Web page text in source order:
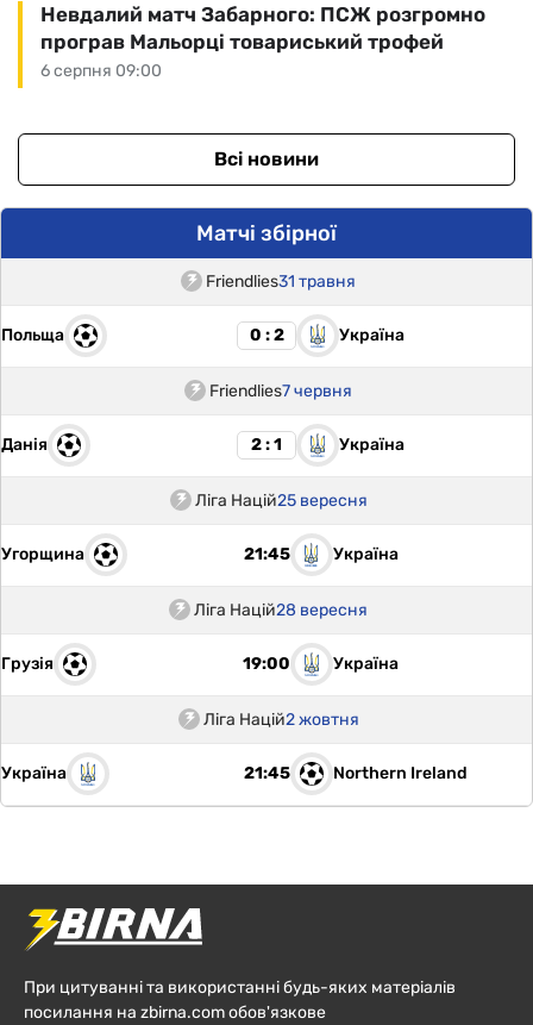
6 серпня 09:00
Невдалий матч Забарного: ПСЖ розгромно
програв Мальорці товариський трофей
Всі новини
Матчі збірної
Friendlies31 травня
Польща 0 : 2 Україна
Friendlies7 червня
Данія 2 : 1 Україна
Ліга Націй25 вересня
Угорщина 21:45 Україна
Ліга Націй28 вересня
Грузія 19:00 Україна
Ліга Націй2 жовтня
Україна 21:45 Northern Ireland
При цитуванні та використанні будь-яких матеріалів
посилання на zbirna.com обов'язкове